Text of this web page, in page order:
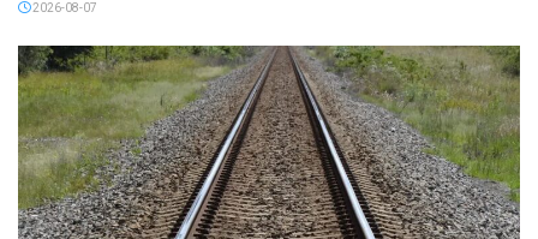
2026-08-07